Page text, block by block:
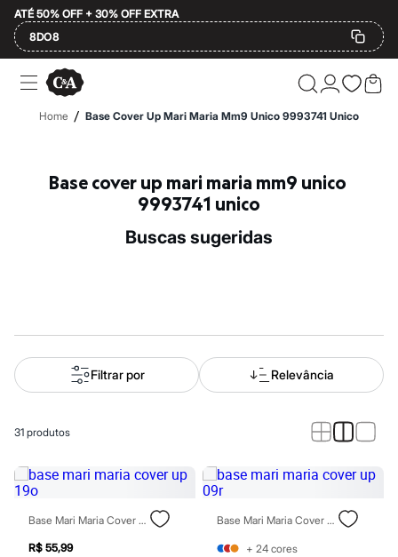
ATÉ 50% OFF + 30% OFF EXTRA
8DO8
Ofertas
Compre por Departamento
Feminino
Masculino
Mindse7
Plus Size
Novidades
Roupas
Blusas e Camisetas
Básicos
Jeans
Saias
Shorts e Bermudas
Vestidos
Acessórios
Bolsas
Bonés e Chapéus
Home / Base Cover Up Mari Maria Mm9 Unico 9993741 Unico
Base cover up mari maria mm9 unico
9993741 unico
buscas sugeridas
Filtrar por Relevância
31 produtos
Base Mari Maria Cover Up 19o
R$ 55,99
Base Mari Maria Cover Up 09r
+ 24 cores